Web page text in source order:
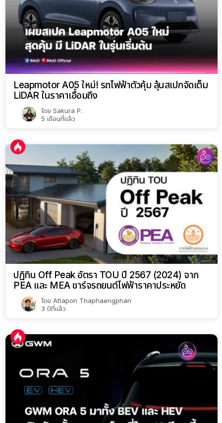
Leapmotor A05 ใหม่! รถไฟฟ้าตัวคุ้ม ลุ้นสเปกจัดเต็ม
LiDAR ในราคาเอื้อมถึง
โดย Sakura P.
5 เดือนที่แล้ว
ปฏิทิน Off Peak อัตรา TOU ปี 2567 (2024) จาก
PEA และ MEA ชาร์จรถยนต์ไฟฟ้าราคาประหยัด
โดย Attapon Thaphaengphan
3 ปีที่แล้ว